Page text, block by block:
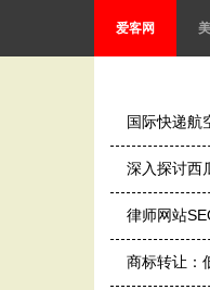
爱客网
国际快递航
深入探讨西
律师网站
商标转让：